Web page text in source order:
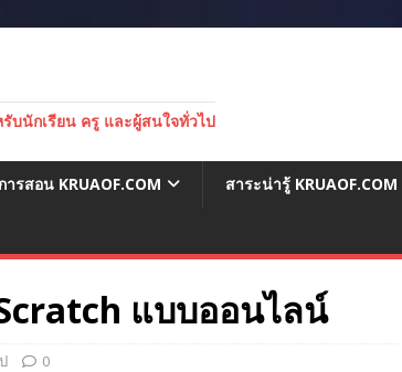
บนักเรียน ครู และผู้สนใจทั่วไป
ารสอน KRUAOF.COM สาระน่ารู้ KRUAOF.COM
แบบออนไลน์
0